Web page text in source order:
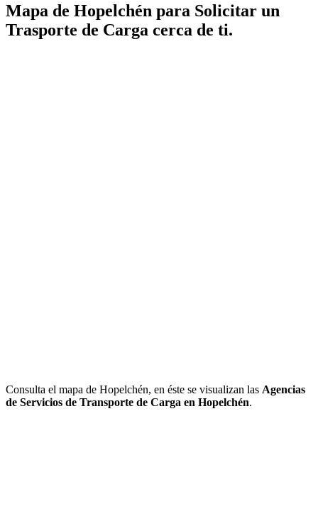
Mapa de Hopelchén para Solicitar un
Trasporte de Carga cerca de ti.
Consulta el mapa de Hopelchén, en éste se visualizan las Agencias
de Servicios de Transporte de Carga en Hopelchén.